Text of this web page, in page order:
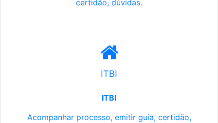
certidão, dúvidas.
ITBI
ITBI
Acompanhar processo, emitir guia, certidão,